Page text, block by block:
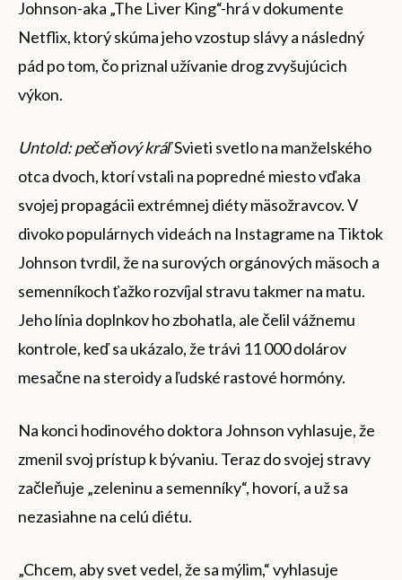
Johnson-aka „The Liver King“-hrá v dokumente
Netflix, ktorý skúma jeho vzostup slávy a následný
pád po tom, čo priznal užívanie drog zvyšujúcich
výkon.
Untold: pečeňový kráľSvieti svetlo na manželského
otca dvoch, ktorí vstali na popredné miesto vďaka
svojej propagácii extrémnej diéty mäsožravcov. V
divoko populárnych videách na Instagrame na Tiktok
Johnson tvrdil, že na surových orgánových mäsoch a
semenníkoch ťažko rozvíjal stravu takmer na matu.
Jeho línia doplnkov ho zbohatla, ale čelil vážnemu
kontrole, keď sa ukázalo, že trávi 11 000 dolárov
mesačne na steroidy a ľudské rastové hormóny.
Na konci hodinového doktora Johnson vyhlasuje, že
zmenil svoj prístup k bývaniu. Teraz do svojej stravy
začleňuje „zeleninu a semenníky“, hovorí, a už sa
nezasiahne na celú diétu.
„Chcem, aby svet vedel, že sa mýlim,“ vyhlasuje